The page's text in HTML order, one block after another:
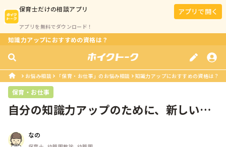
保育士だけの相談アプリ
アプリを無料でダウンロード！
アプリで開く
知識力アップにおすすめの資格は？
お悩み相談 「保育・お仕事」のお悩み相談 知識力アップにおすすめの資格は？
保育・お仕事
自分の知識力アップのために、新しい資
なの